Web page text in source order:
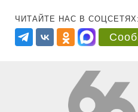
ЧИТАЙТЕ НАС В СОЦСЕТЯХ: